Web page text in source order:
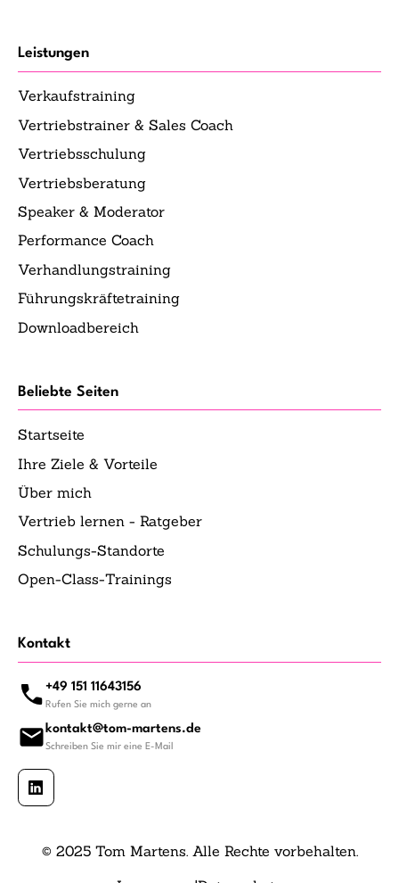
Leistungen
Verkaufstraining
Vertriebstrainer & Sales Coach
Vertriebsschulung
Vertriebsberatung
Speaker & Moderator
Performance Coach
Verhandlungstraining
Führungskräftetraining
Downloadbereich
Beliebte Seiten
Startseite
Ihre Ziele & Vorteile
Über mich
Vertrieb lernen - Ratgeber
Schulungs-Standorte
Open-Class-Trainings
Kontakt
+49 151 11643156
Rufen Sie mich gerne an
kontakt@tom-martens.de
Schreiben Sie mir eine E-Mail
© 2025 Tom Martens. Alle Rechte vorbehalten.